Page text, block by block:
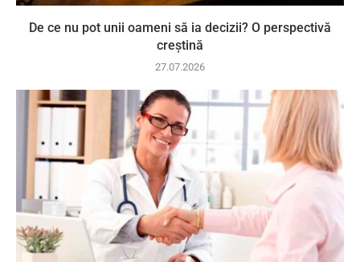
De ce nu pot unii oameni să ia decizii? O perspectivă
creștină
27.07.2026